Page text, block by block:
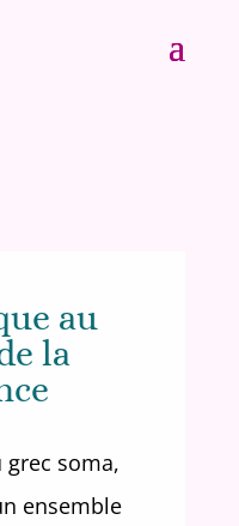
au
la
grec soma,
ensemble